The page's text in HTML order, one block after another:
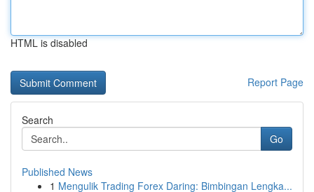
HTML is disabled
Report Page
Search
Go
Published News
1 Mengulik Trading Forex Daring: Bimbingan Lengka...